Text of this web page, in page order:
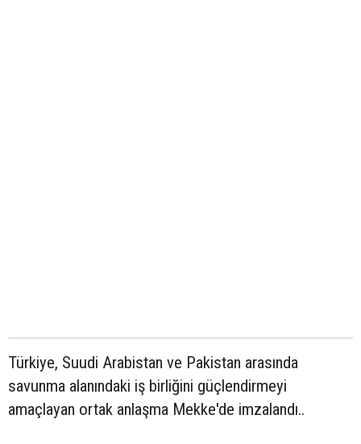
Türkiye, Suudi Arabistan ve Pakistan arasında
savunma alanındaki iş birliğini güçlendirmeyi
amaçlayan ortak anlaşma Mekke'de imzalandı..